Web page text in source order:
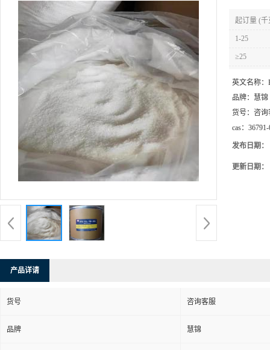
起订量 (千
1-25
≥25
英文名称：
品牌： 慧锦
货号： 咨询
cas：
发布日期：
更新日期：
产品详请
货号 咨询客服
品牌 慧锦